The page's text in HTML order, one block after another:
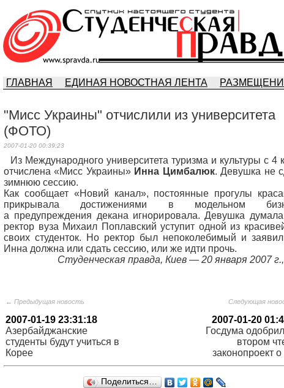
ГЛАВНАЯ ЕДИНАЯ НОВОСТНАЯ ЛЕНТА
"Мисс Украины" отчислили из университета
(ФОТО)
2007-01-20 00:39:23
Из Международного университета туризма и культуры с 4
отчислена «Мисс Украины» Инна Цимбалюк. Девушка не
зимнюю сессию.
Как сообщает «Новий канал», постоянные прогулы
прикрывала достижениями в модельном
а предупреждения декана игнорировала. Девушка
ректор вуза Михаил Поплавский уступит одной из
своих студенток. Но ректор был непоколебимый и
Инна должна или сдать сессию, или же идти прочь.
Студенческая правда, Киев — 20 января 2007
← Предыдущая новость
2007-01-19 23:31:18
Азербайджанские
студенты будут учиться в
Корее
Следующая
2007-01-20
Госдума
втором
законопроект
Поделиться…